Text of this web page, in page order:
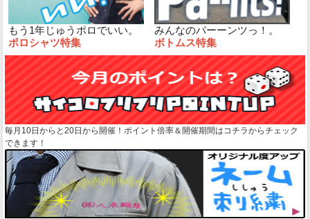
もう1年じゅうポロでいい。
ポロシャツ特集
みんなのパーーンツっ！。
ボトムス特集
毎月10日からと20日から開催！ポイント倍率＆開催期間はコチラからチェック
できます！